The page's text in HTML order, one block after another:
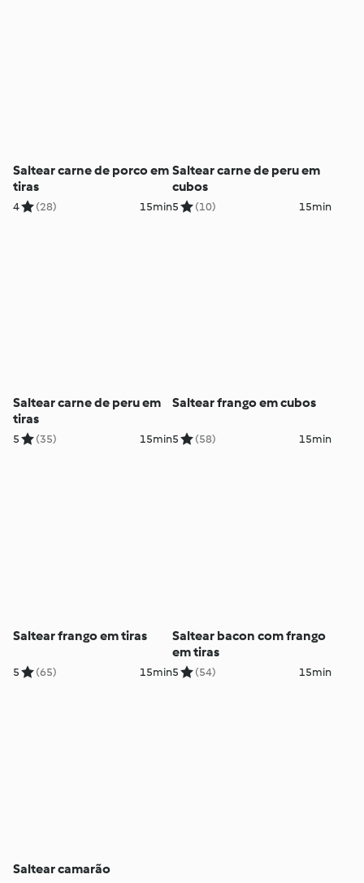
Saltear carne de porco em
tiras
4 (28) 15min
Saltear carne de peru em
cubos
5 (10) 15min
Saltear carne de peru em
tiras
5 (35) 15min
Saltear frango em cubos
5 (58) 15min
Saltear frango em tiras
5 (65) 15min
Saltear bacon com frango
em tiras
5 (54) 15min
Saltear camarão